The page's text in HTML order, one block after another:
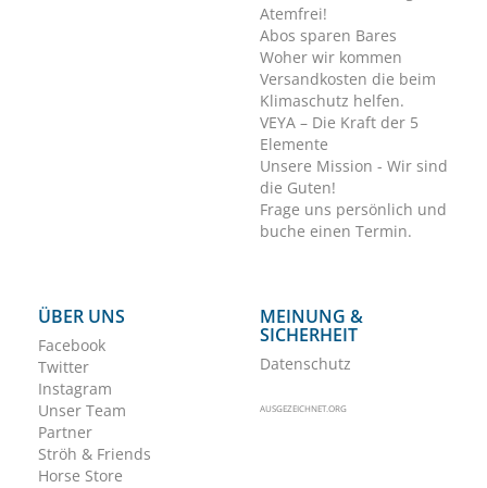
Atemfrei!
Abos sparen Bares
Woher wir kommen
Versandkosten die beim
Klimaschutz helfen.
VEYA – Die Kraft der 5
Elemente
Unsere Mission - Wir sind
die Guten!
Frage uns persönlich und
buche einen Termin.
ÜBER UNS
Facebook
Twitter
Instagram
Unser Team
Partner
Ströh & Friends
Horse Store
MEINUNG &
SICHERHEIT
Datenschutz
AUSGEZEICHNET.ORG